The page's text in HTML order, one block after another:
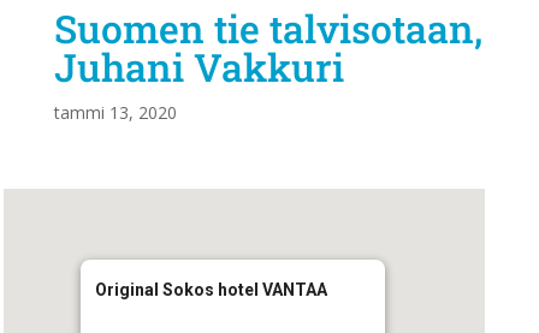
Suomen tie talvisotaan,
Juhani Vakkuri
tammi 13, 2020
Original Sokos hotel VANTAA